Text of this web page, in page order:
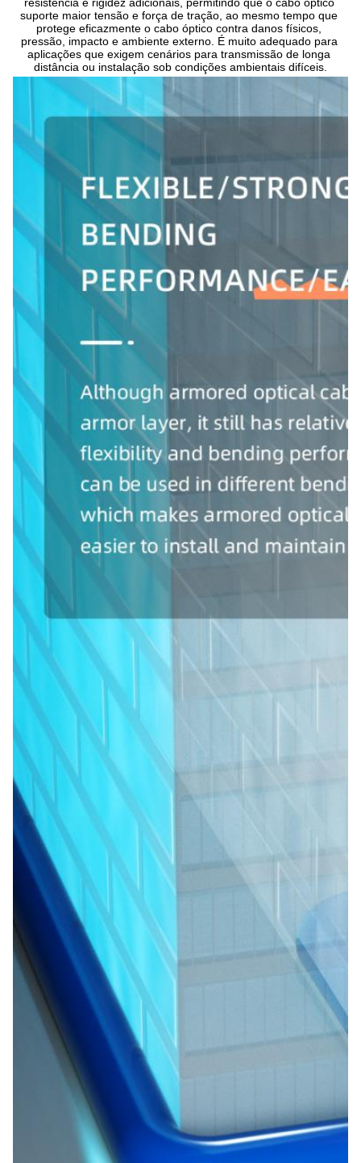
suporte maior tensão e força de tração, ao mesmo tempo que
protege eficazmente o cabo óptico contra danos físicos,
pressão, impacto e ambiente externo. É muito adequado para
aplicações que exigem cenários para transmissão de longa
distância ou instalação sob condições ambientais difíceis.